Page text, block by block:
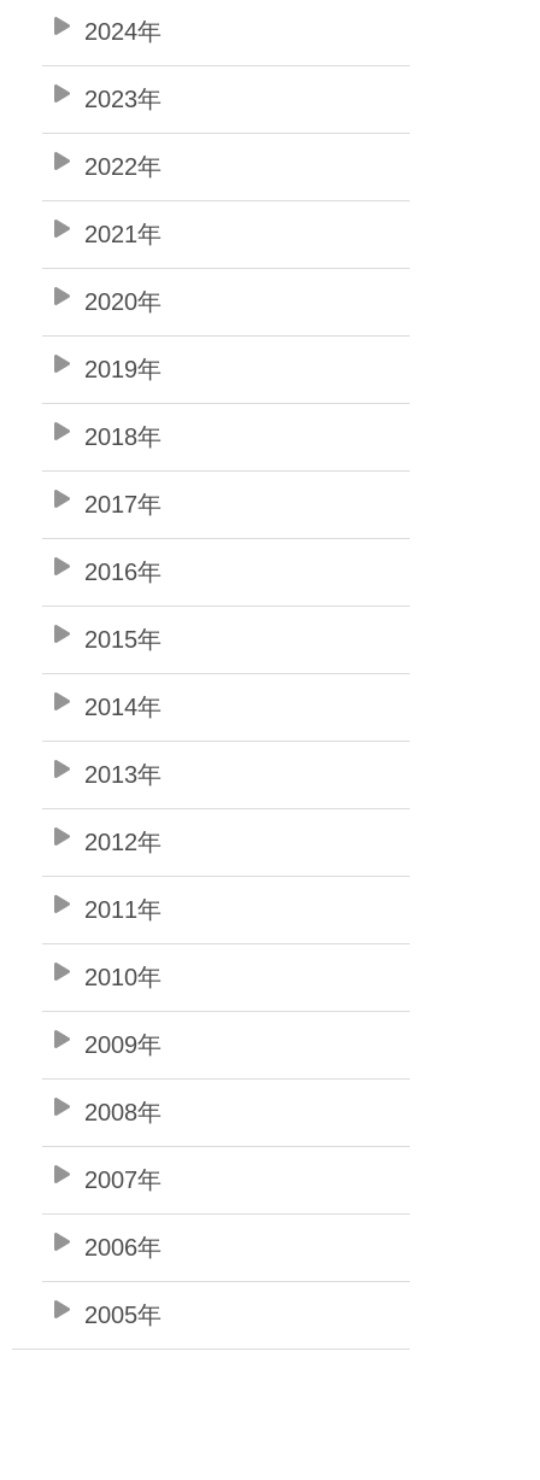
2024年
2023年
2022年
2021年
2020年
2019年
2018年
2017年
2016年
2015年
2014年
2013年
2012年
2011年
2010年
2009年
2008年
2007年
2006年
2005年